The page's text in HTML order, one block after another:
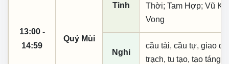
13:00 -
14:59
Quý Mùi
Tinh
Thời; Tam Hợp; Vũ
Vong
Nghi
cầu tài, cầu tự, giao
trạch, tu tạo, tạo táng,